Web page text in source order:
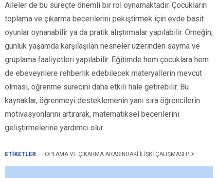
Aileler de bu süreçte önemli bir rol oynamaktadır. Çocukların
toplama ve çıkarma becerilerini pekiştirmek için evde basit
oyunlar oynanabilir ya da pratik alıştırmalar yapılabilir. Örneğin,
günlük yaşamda karşılaşılan nesneler üzerinden sayma ve
gruplama faaliyetleri yapılabilir. Eğitimde hem çocuklara hem
de ebeveynlere rehberlik edebilecek materyallerin mevcut
olması, öğrenme sürecini daha etkili hale getirebilir. Bu
kaynaklar, öğrenmeyi desteklemenin yanı sıra öğrencilerin
motivasyonlarını artırarak, matematiksel becerilerini
geliştirmelerine yardımcı olur.
ETİKETLER: TOPLAMA VE ÇIKARMA ARASINDAKI İLIŞKI ÇALIŞMASI PDF